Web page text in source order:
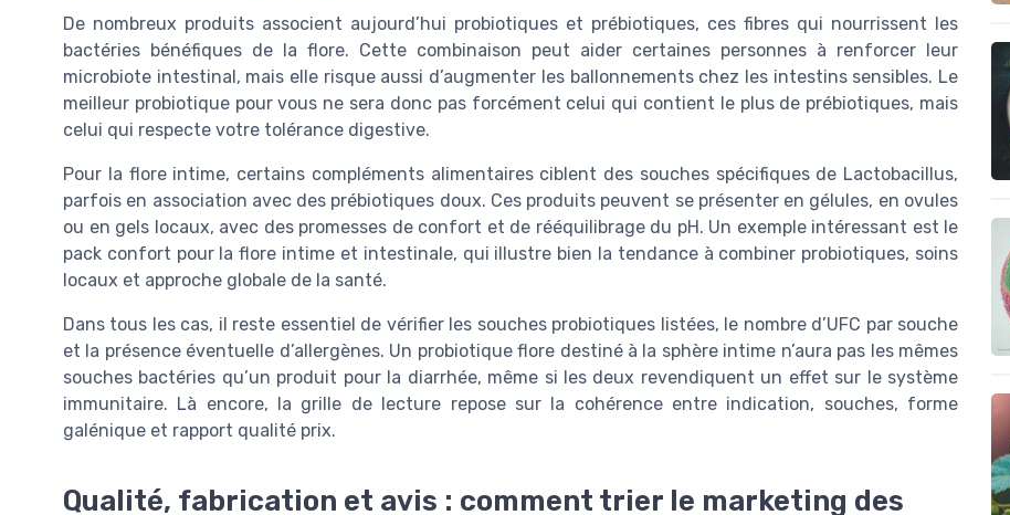
De nombreux produits associent aujourd’hui probiotiques et prébiotiques, ces fibres qui nourrissent les
bactéries bénéfiques de la flore. Cette combinaison peut aider certaines personnes à renforcer leur
microbiote intestinal, mais elle risque aussi d’augmenter les ballonnements chez les intestins sensibles. Le
meilleur probiotique pour vous ne sera donc pas forcément celui qui contient le plus de prébiotiques, mais
celui qui respecte votre tolérance digestive.
Pour la flore intime, certains compléments alimentaires ciblent des souches spécifiques de Lactobacillus,
parfois en association avec des prébiotiques doux. Ces produits peuvent se présenter en gélules, en ovules
ou en gels locaux, avec des promesses de confort et de rééquilibrage du pH. Un exemple intéressant est le
pack confort pour la flore intime et intestinale, qui illustre bien la tendance à combiner probiotiques, soins
locaux et approche globale de la santé.
Dans tous les cas, il reste essentiel de vérifier les souches probiotiques listées, le nombre d’UFC par souche
et la présence éventuelle d’allergènes. Un probiotique flore destiné à la sphère intime n’aura pas les mêmes
souches bactéries qu’un produit pour la diarrhée, même si les deux revendiquent un effet sur le système
immunitaire. Là encore, la grille de lecture repose sur la cohérence entre indication, souches, forme
galénique et rapport qualité prix.
Qualité, fabrication et avis : comment trier le marketing des